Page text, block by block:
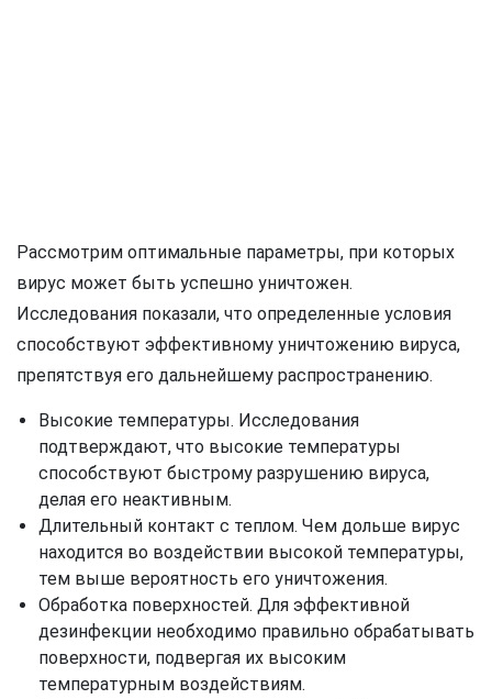
Рассмотрим оптимальные параметры, при которых
вирус может быть успешно уничтожен.
Исследования показали, что определенные условия
способствуют эффективному уничтожению вируса,
препятствуя его дальнейшему распространению.
Высокие температуры. Исследования
подтверждают, что высокие температуры
способствуют быстрому разрушению вируса,
делая его неактивным.
Длительный контакт с теплом. Чем дольше вирус
находится во воздействии высокой температуры,
тем выше вероятность его уничтожения.
Обработка поверхностей. Для эффективной
дезинфекции необходимо правильно обрабатывать
поверхности, подвергая их высоким
температурным воздействиям.